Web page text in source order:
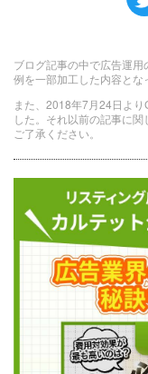
ブログ記事の中で広告運
例を一部加工した内容とな
また、2018年7月24日よ
した。それ以前の記事に
ご了承ください。